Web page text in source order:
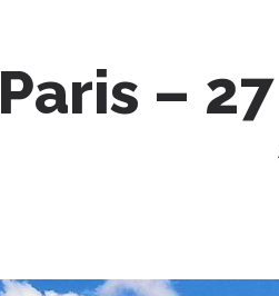
Paris –